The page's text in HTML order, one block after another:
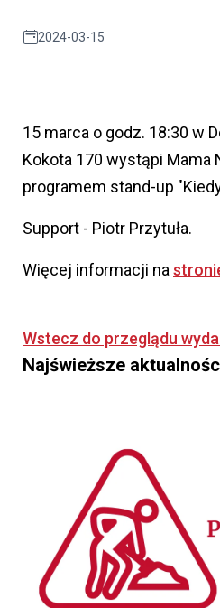
2024-03-15
15 marca o godz. 18:30 w
Kokota 170 wystąpi Mama
programem stand-up
Support - Piotr Przytuła.
Więcej informacji na
Wstecz do przeglądu
Najświeższe